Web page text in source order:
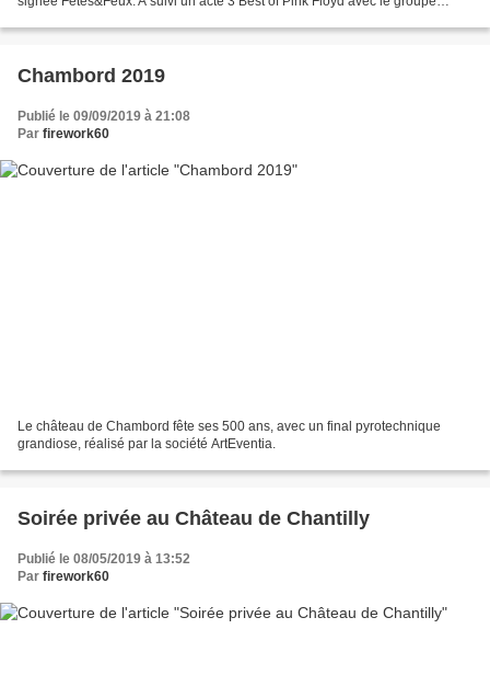
Chambord 2019
Publié le 09/09/2019 à 21:08
Par firework60
Le château de Chambord fête ses 500 ans, avec un final pyrotechnique
grandiose, réalisé par la société ArtEventia.
Soirée privée au Château de Chantilly
Publié le 08/05/2019 à 13:52
Par firework60